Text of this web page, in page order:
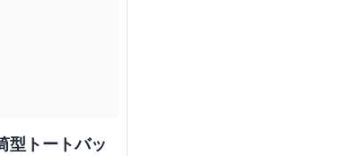
型トートバッ